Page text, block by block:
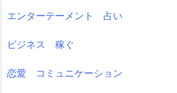
エンターテーメント 占い
ビジネス 稼ぐ
恋愛 コミュニケーション